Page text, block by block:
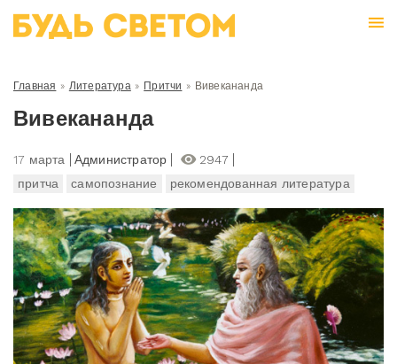
Главная » Литература» Притчи » Вивекананда
Вивекананда
17 марта Администратор
2947
притча
самопознание рекомендованная литература